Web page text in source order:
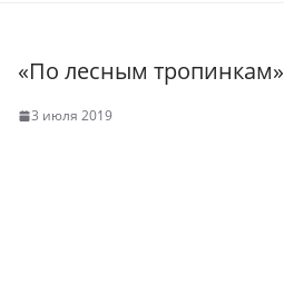
«По лесным тропинкам»
3 июля 2019